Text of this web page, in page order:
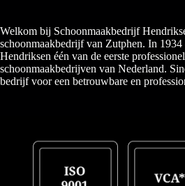
Welkom bij Schoonmaakbedrijf
schoonmaakbedrijf van Zutphen. In 1934
Hendriksen één van de eerste
schoonmaakbedrijven van Nederland.
bedrijf voor een betrouwbare en